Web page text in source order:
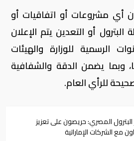
أي مشروعات أو اتفاقيات أو
أو التعدين يتم الإعلان
الرسمية للوزارة والهيئات
وبما يضمن الدقة والشفافية
للرأي العام.
البترول المصري: حريصون على تعزيز
مع الشركات الإماراتية